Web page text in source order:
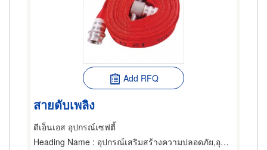
Add RFQ
สายดับเพลิง
ดีเอ็นเอส อุปกรณ์เซฟตี้
Heading Name : อุปกรณ์เสริมสร้างความปลอดภัย,อุปกรณ์เซฟตี้,ระบบสัญญาณ